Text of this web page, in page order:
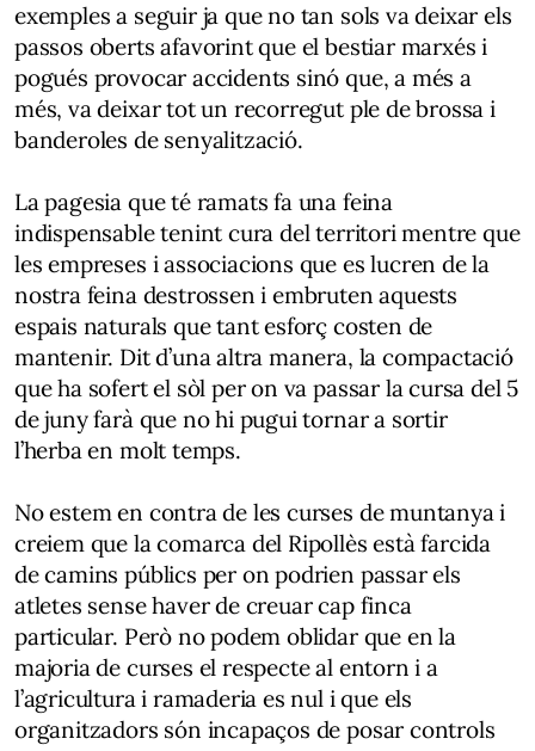
exemples a seguir ja que no tan sols va deixar els
passos oberts afavorint que el bestiar marxés i
pogués provocar accidents sinó que, a més a
més, va deixar tot un recorregut ple de brossa i
banderoles de senyalització.
La pagesia que té ramats fa una feina
indispensable tenint cura del territori mentre que
les empreses i associacions que es lucren de la
nostra feina destrossen i embruten aquests
espais naturals que tant esforç costen de
mantenir. Dit d’una altra manera, la compactació
que ha sofert el sòl per on va passar la cursa del 5
de juny farà que no hi pugui tornar a sortir
l’herba en molt temps.
No estem en contra de les curses de muntanya i
creiem que la comarca del Ripollès està farcida
de camins públics per on podrien passar els
atletes sense haver de creuar cap finca
particular. Però no podem oblidar que en la
majoria de curses el respecte al entorn i a
l’agricultura i ramaderia es nul i que els
organitzadors són incapaços de posar controls